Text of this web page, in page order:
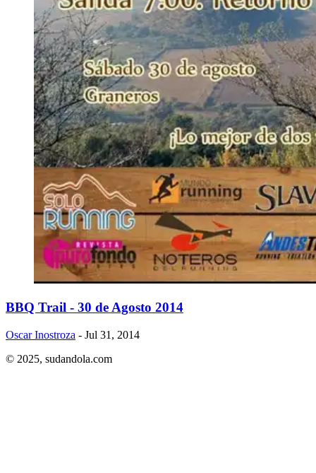
BBQ Trail - 30 de Agosto 2014
Oscar Inostroza - Jul 31, 2014
© 2025, sudandola.com